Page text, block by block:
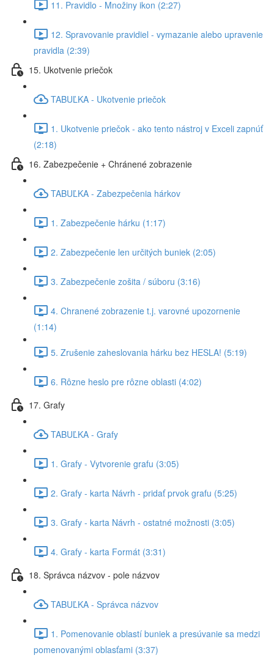
11. Pravidlo - Množiny ikon (2:27)
12. Spravovanie pravidiel - vymazanie alebo upravenie
pravidla (2:39)
15. Ukotvenie priečok
TABUĽKA - Ukotvenie priečok
1. Ukotvenie priečok - ako tento nástroj v Exceli zapnúť
(2:18)
16. Zabezpečenie + Chránené zobrazenie
TABUĽKA - Zabezpečenia hárkov
1. Zabezpečenie hárku (1:17)
2. Zabezpečenie len určitých buniek (2:05)
3. Zabezpečenie zošita / súboru (3:16)
4. Chranené zobrazenie t.j. varovné upozornenie
(1:14)
5. Zrušenie zaheslovania hárku bez HESLA! (5:19)
6. Rôzne heslo pre rôzne oblasti (4:02)
17. Grafy
TABUĽKA - Grafy
1. Grafy - Vytvorenie grafu (3:05)
2. Grafy - karta Návrh - pridať prvok grafu (5:25)
3. Grafy - karta Návrh - ostatné možnosti (3:05)
4. Grafy - karta Formát (3:31)
18. Správca názvov - pole názvov
TABUĽKA - Správca názvov
1. Pomenovanie oblastí buniek a presúvanie sa medzi
pomenovanými oblasťami (3:37)